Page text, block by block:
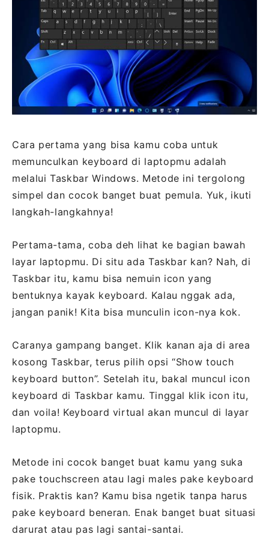
Cara pertama yang bisa kamu coba untuk
memunculkan keyboard di laptopmu adalah
melalui Taskbar Windows. Metode ini tergolong
simpel dan cocok banget buat pemula. Yuk, ikuti
langkah-langkahnya!
Pertama-tama, coba deh lihat ke bagian bawah
layar laptopmu. Di situ ada Taskbar kan? Nah, di
Taskbar itu, kamu bisa nemuin icon yang
bentuknya kayak keyboard. Kalau nggak ada,
jangan panik! Kita bisa munculin icon-nya kok.
Caranya gampang banget. Klik kanan aja di area
kosong Taskbar, terus pilih opsi “Show touch
keyboard button”. Setelah itu, bakal muncul icon
keyboard di Taskbar kamu. Tinggal klik icon itu,
dan voila! Keyboard virtual akan muncul di layar
laptopmu.
Metode ini cocok banget buat kamu yang suka
pake touchscreen atau lagi males pake keyboard
fisik. Praktis kan? Kamu bisa ngetik tanpa harus
pake keyboard beneran. Enak banget buat situasi
darurat atau pas lagi santai-santai.